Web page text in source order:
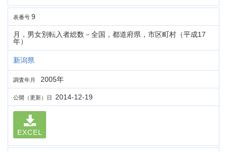
表番号 9
月，男女別転入者総数－全国，都道府県，市区町村（平成17
年）
新潟県
調査年月 2005年
公開（更新）日 2014-12-19
EXCEL